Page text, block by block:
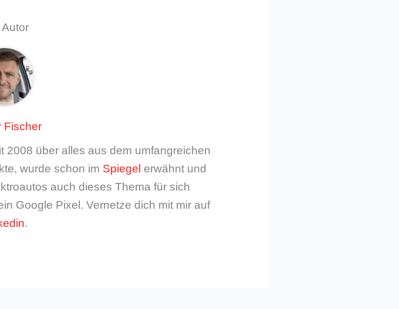
Autor
Fischer
2008 über alles aus dem umfangreichen
wurde schon im Spiegel erwähnt und
auch dieses Thema für sich
Google Pixel. Vernetze dich mit mir auf
.